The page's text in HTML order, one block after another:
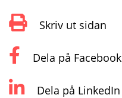
Skriv ut sidan
Dela på Facebook
Dela på LinkedIn